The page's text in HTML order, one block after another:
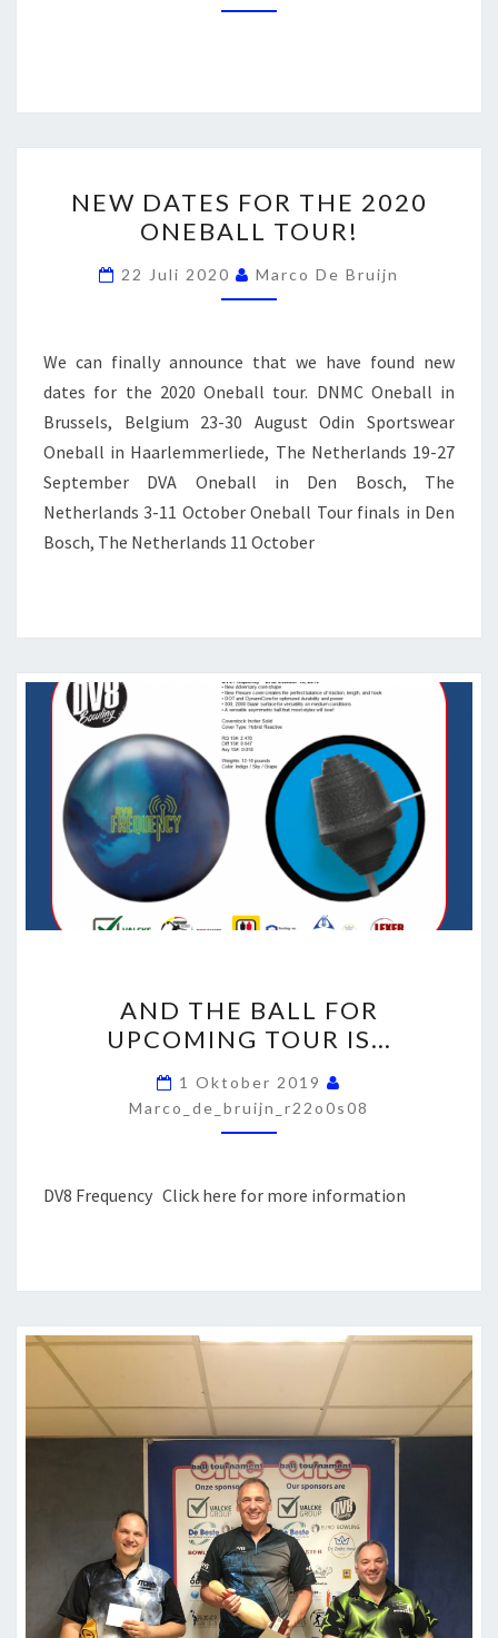
SPORTSWEAR
DATES
FOR
THE
2020
TOUR!
NEW DATES FOR THE 2020
ONEBALL TOUR!
22 Juli 2020 Marco De Bruijn
We can finally announce that we have found new
dates for the 2020 Oneball tour. DNMC Oneball in
Brussels, Belgium 23-30 August Odin Sportswear
Oneball in Haarlemmerliede, The Netherlands 19-27
September DVA Oneball in Den Bosch, The
Netherlands 3-11 October Oneball Tour finals in Den
Bosch, The Netherlands 11 October
THE
BALL
FOR
UPCOMING
TOUR
AND THE BALL FOR
UPCOMING TOUR IS…
1 Oktober 2019
Marco_de_bruijn_r22o0s08
DV8 Frequency Click here for more information